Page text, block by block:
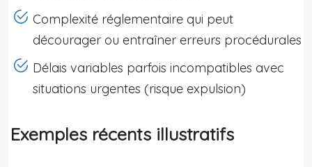
Complexité réglementaire qui peut
décourager ou entraîner erreurs procédurales
Délais variables parfois incompatibles avec
situations urgentes (risque expulsion)
Exemples récents illustratifs